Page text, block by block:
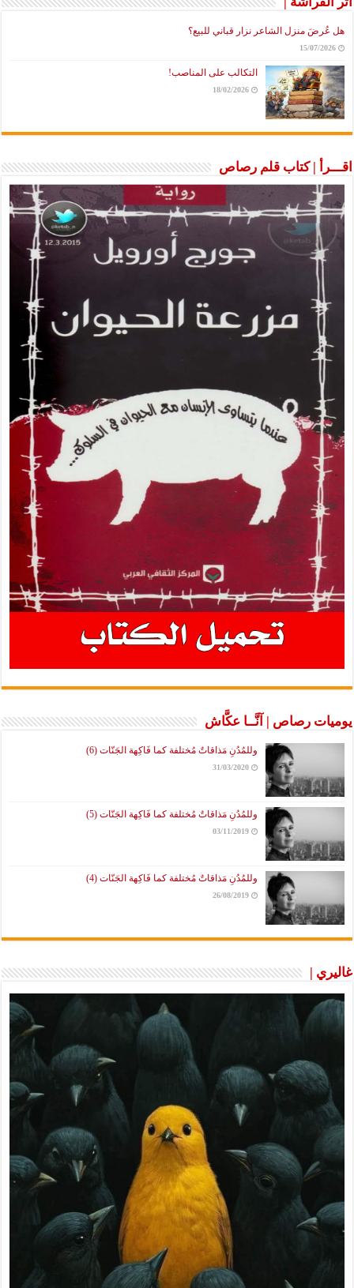
هل عُرضَ منزل الشاعر نزار قباني للبيع؟
15/07/2026
التكالب على المناصب!
18/02/2026
اقـــرأ | كتاب قلم رصاص
يوميات رصاص | آنَّــا عكَّاش
وللمُدُنِ مَذاقاتٌ مُختلفة كما فَاكِهة الجَنّات (6)
31/03/2020
وللمُدُنِ مَذاقاتٌ مُختلفة كما فَاكِهة الجَنّات (5)
03/11/2019
وللمُدُنِ مَذاقاتٌ مُختلفة كما فَاكِهة الجَنّات (4)
26/08/2019
غاليري |